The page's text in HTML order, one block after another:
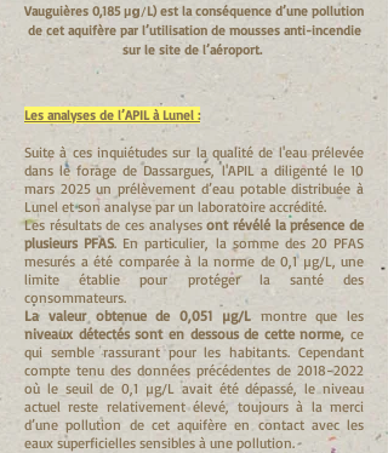
Vauguières 0,185 µg /L) est la conséquence d’une pollution
de cet aquifère par l’utilisation de mousses anti-incendie
sur le site de l’aéroport.
Les analyses de l’APIL à Lunel :
Suite à ces inquiétudes sur la qualité de l'eau prélevée
dans le forage de Dassargues, l'APIL a diligenté le 10
mars 2025 un prélèvement d’eau potable distribuée à
Lunel et son analyse par un laboratoire accrédité.
Les résultats de ces analysesont révélé la présence de
plusieurs PFAS. En particulier, la somme des 20 PFAS
mesurés a été comparée à la norme de 0,1 µg/L, une
limite établie pour protéger la santé des
consommateurs.
La valeur obtenue de 0,051 µg/L montre que les
niveaux détectés sont en dessous de cette norme, ce
qui semble rassurant pour les habitants. Cependant
compte tenu des données précédentes de 2018-2022
où le seuil de 0,1 µg/L avait été dépassé, le niveau
actuel reste relativement élevé, toujours à la merci
d’une pollution de cet aquifère en contact avec les
eaux superficielles sensibles à une pollution.